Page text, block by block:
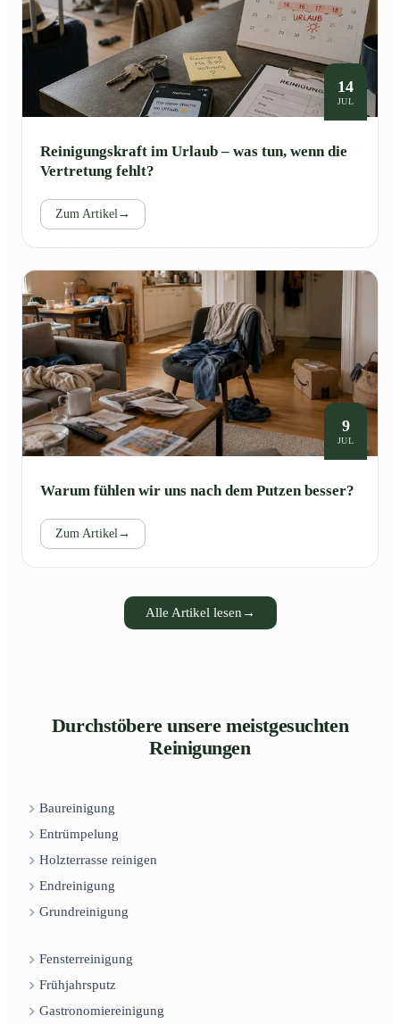
14
JUL
Reinigungskraft im Urlaub – was tun, wenn die
Vertretung fehlt?
Zum Artikel→
9
JUL
Warum fühlen wir uns nach dem Putzen besser?
Zum Artikel→
Alle Artikel lesen →
Durchstöbere unsere meistgesuchten
Reinigungen
Baureinigung
Entrümpelung
Holzterrasse reinigen
Endreinigung
Grundreinigung
Fensterreinigung
Frühjahrsputz
Gastronomiereinigung